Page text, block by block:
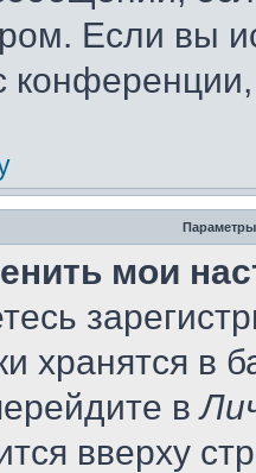
Если вы
Параметры
мои
хранятся в
в
вверху